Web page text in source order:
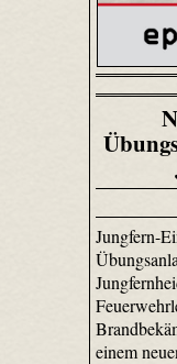
Jungfern-
einem